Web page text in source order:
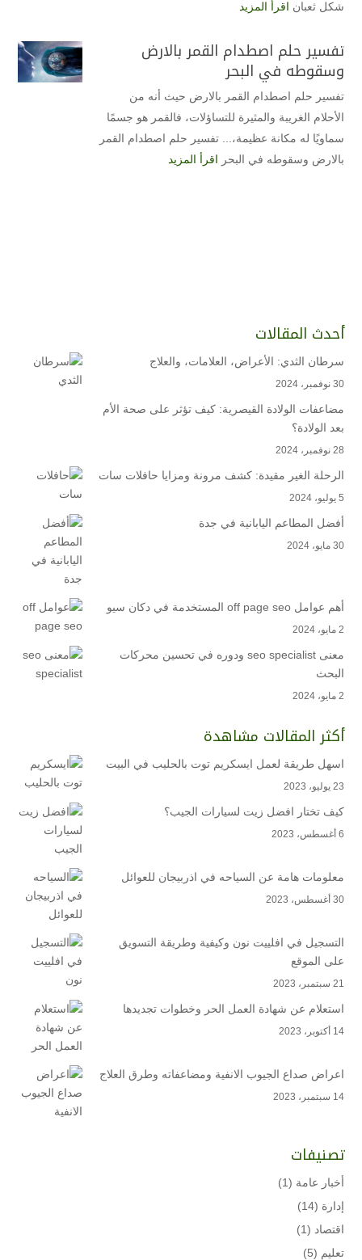
شكل ثعبان اقرأ المزيد
تفسير حلم اصطدام القمر بالارض
وسقوطه في البحر
تفسير حلم اصطدام القمر بالارض حيث أنه من
الأحلام الغريبة والمثيرة للتساؤلات، فالقمر هو جسمًا
سماويًا له مكانة عظيمة،... تفسير حلم اصطدام القمر
بالارض وسقوطه في البحر اقرأ المزيد
أحدث المقالات
سرطان الثدي: الأعراض، العلامات، والعلاج
30 نوفمبر، 2024
مضاعفات الولادة القيصرية: كيف تؤثر على صحة الأم
بعد الولادة؟
28 نوفمبر، 2024
الرحلة الغير مقيدة: كشف مرونة ومزايا حافلات سات
5 يوليو، 2024
أفضل المطاعم اليابانية في جدة
30 مايو، 2024
أهم عوامل off page seo المستخدمة في دكان سيو
2 مايو، 2024
معنى seo specialist ودوره في تحسين محركات
البحث
2 مايو، 2024
أكثر المقالات مشاهدة
اسهل طريقة لعمل ايسكريم توت بالحليب في البيت
23 يوليو، 2023
كيف تختار افضل زيت لسيارات الجيب؟
6 أغسطس، 2023
معلومات هامة عن السياحه في اذربيجان للعوائل
30 أغسطس، 2023
التسجيل في افلييت نون وكيفية وطريقة التسويق
على الموقع
21 سبتمبر، 2023
استعلام عن شهادة العمل الحر وخطوات تجديدها
14 أكتوبر، 2023
اعراض صداع الجيوب الانفية ومضاعفاته وطرق العلاج
14 سبتمبر، 2023
تصنيفات
أخبار عامة (1)
إدارة (14)
اقتصاد (1)
تعليم (5)